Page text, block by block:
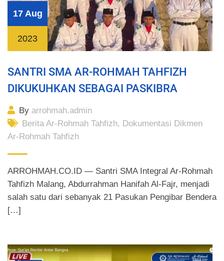
17 Aug
2023
SANTRI SMA AR-ROHMAH TAHFIZH
DIKUKUHKAN SEBAGAI PASKIBRA
By arrohmah.admin
Berita Ar-Rohmah Tahfizh, Dokumentasi Dikmen
Ar-Rohmah Tahfizh
ARROHMAH.CO.ID — Santri SMA Integral Ar-Rohmah
Tahfizh Malang, Abdurrahman Hanifah Al-Fajr, menjadi
salah satu dari sebanyak 21 Pasukan Pengibar Bendera
[…]